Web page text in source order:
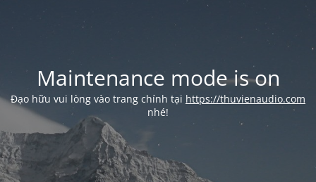
Maintenance mode is on
Đạo hữu vui lòng vào trang chính tại https://thuvienaudio.com
nhé!